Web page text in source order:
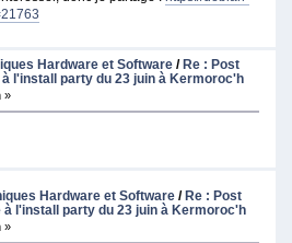
Hardware et Software /Re : Post
l'install party du 23 juin à Kermoroc'h
»
Hardware et Software / Re : Post
à l'install party du 23 juin à Kermoroc'h
»